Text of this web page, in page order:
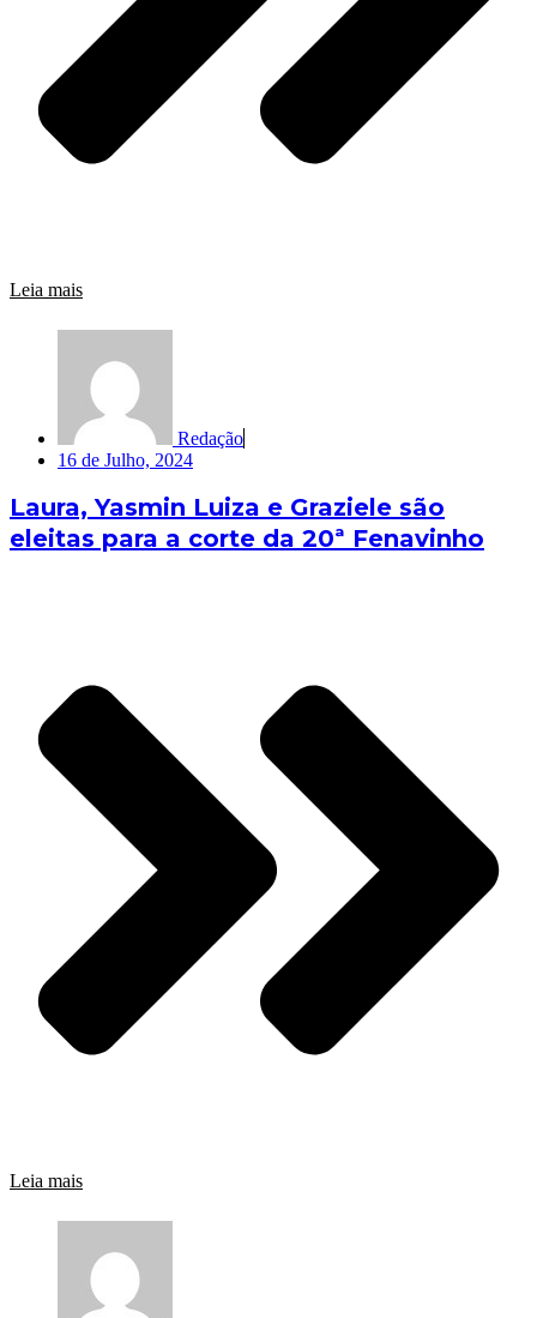
Leia mais
Redação
16 de Julho, 2024
Laura, Yasmin Luiza e Graziele são
eleitas para a corte da 20ª Fenavinho
Leia mais